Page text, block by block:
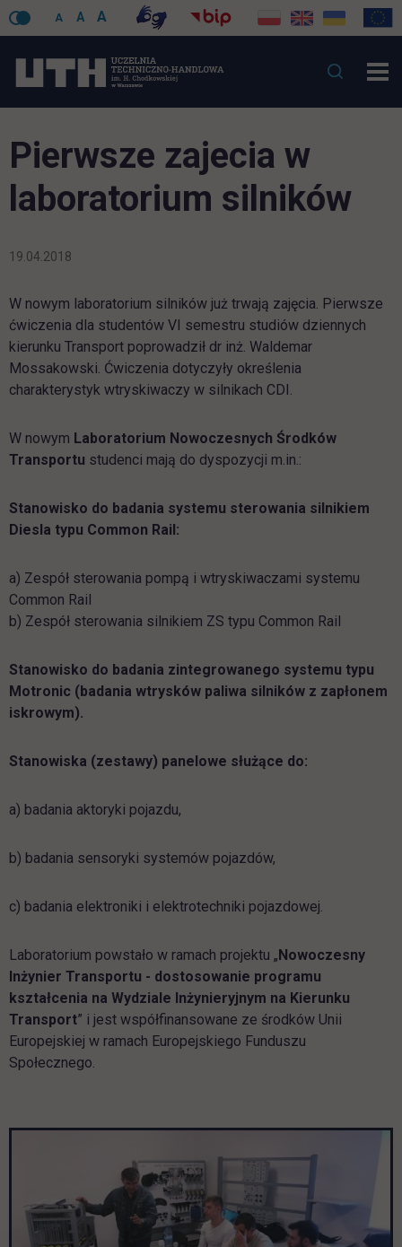
A A A
Pierwsze zajecia w
laboratorium silników
19.04.2018
W nowym laboratorium silników już trwają zajęcia. Pierwsze
ćwiczenia dla studentów VI semestru studiów dziennych
kierunku Transport poprowadził dr inż. Waldemar
Mossakowski. Ćwiczenia dotyczyły określenia
charakterystyk wtryskiwaczy w silnikach CDI.
W nowym Laboratorium Nowoczesnych Środków
Transportu studenci mają do dyspozycji m.in.:
Stanowisko do badania systemu sterowania silnikiem
Diesla typu Common Rail:
a) Zespół sterowania pompą i wtryskiwaczami systemu
Common Rail
b) Zespół sterowania silnikiem ZS typu Common Rail
Stanowisko do badania zintegrowanego systemu typu
Motronic (badania wtrysków paliwa silników z zapłonem
iskrowym).
Stanowiska (zestawy) panelowe służące do:
a) badania aktoryki pojazdu,
b) badania sensoryki systemów pojazdów,
c) badania elektroniki i elektrotechniki pojazdowej.
Laboratorium powstało w ramach projektu „Nowoczesny
Inżynier Transportu - dostosowanie programu
kształcenia na Wydziale Inżynieryjnym na Kierunku
Transport” i jest współfinansowane ze środków Unii
Europejskiej w ramach Europejskiego Funduszu
Społecznego.